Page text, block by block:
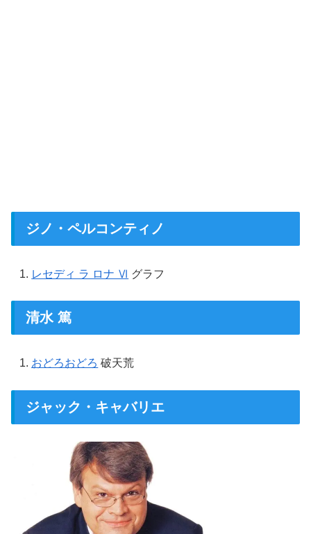
ジノ・ペルコンティノ
レセディ ラ ロナ Ⅵ グラフ
清水 篤
おどろおどろ 破天荒
ジャック・キャバリエ